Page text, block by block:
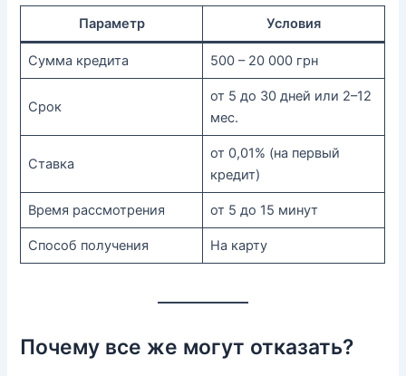
Параметр Условия
Сумма кредита 500 – 20 000 грн
Срок
от 5 до 30 дней или 2–12
мес.
Ставка
от 0,01% (на первый
кредит)
Время рассмотрения от 5 до 15 минут
Способ получения На карту
Почему все же могут отказать?